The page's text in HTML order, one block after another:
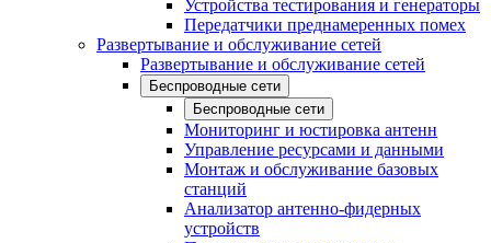
Устройства тестирования и генераторы
Передатчики преднамеренных помех
Развертывание и обслуживание сетей
Развертывание и обслуживание сетей
Беспроводные сети
Беспроводные сети
Мониторинг и юстировка антенн
Управление ресурсами и данными
Монтаж и обслуживание базовых
станций
Анализатор антенно-фидерных
устройств